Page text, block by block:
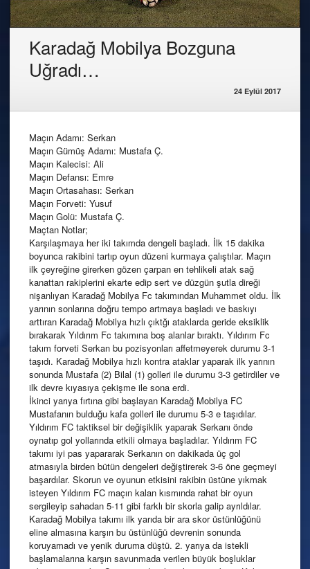
Karadağ Mobilya Bozguna
Uğradı…
24 Eylül 2017
Maçın Adamı: Serkan
Maçın Gümüş Adamı: Mustafa Ç.
Maçın Kalecisi: Ali
Maçın Defansı: Emre
Maçın Ortasahası: Serkan
Maçın Forveti: Yusuf
Maçın Golü: Mustafa Ç.
Maçtan Notlar;
Karşılaşmaya her iki takımda dengeli başladı. İlk 15 dakika
boyunca rakibini tartıp oyun düzeni kurmaya çalıştılar. Maçın
ilk çeyreğine girerken gözen çarpan en tehlikeli atak sağ
kanattan rakiplerini ekarte edip sert ve düzgün şutla direği
nişanlıyan Karadağ Mobilya Fc takımından Muhammet oldu. İlk
yarının sonlarına doğru tempo artmaya başladı ve baskıyı
arttıran Karadağ Mobilya hızlı çıktğı ataklarda geride eksiklik
bırakarak Yıldırım Fc takımına boş alanlar bıraktı. Yıldırım Fc
takım forveti Serkan bu pozisyonları affetmeyerek durumu 3-1
taşıdı. Karadağ Mobilya hızlı kontra ataklar yaparak ilk yarının
sonunda Mustafa (2) Bilal (1) golleri ile durumu 3-3 getirdiler ve
ilk devre kıyasıya çekişme ile sona erdi.
İkinci yarıya fırtına gibi başlayan Karadağ Mobilya FC
Mustafanın bulduğu kafa golleri ile durumu 5-3 e taşıdılar.
Yıldırım FC taktiksel bir değişiklik yaparak Serkanı önde
oynatıp gol yollarında etkili olmaya başladılar. Yıldırım FC
takımı iyi pas yapararak Serkanın on dakikada üç gol
atmasıyla birden bütün dengeleri değiştirerek 3-6 öne geçmeyi
başardılar. Skorun ve oyunun etkisini rakibin üstüne yıkmak
isteyen Yıldırım FC maçın kalan kısmında rahat bir oyun
sergileyip sahadan 5-11 gibi farklı bir skorla galip ayrıldılar.
Karadağ Mobilya takımı ilk yarıda bir ara skor üstünlüğünü
eline almasına karşın bu üstünlüğü devrenin sonunda
koruyamadı ve yenik duruma düştü. 2. yarıya da istekli
başlamalarına karşın savunmada verilen büyük boşluklar